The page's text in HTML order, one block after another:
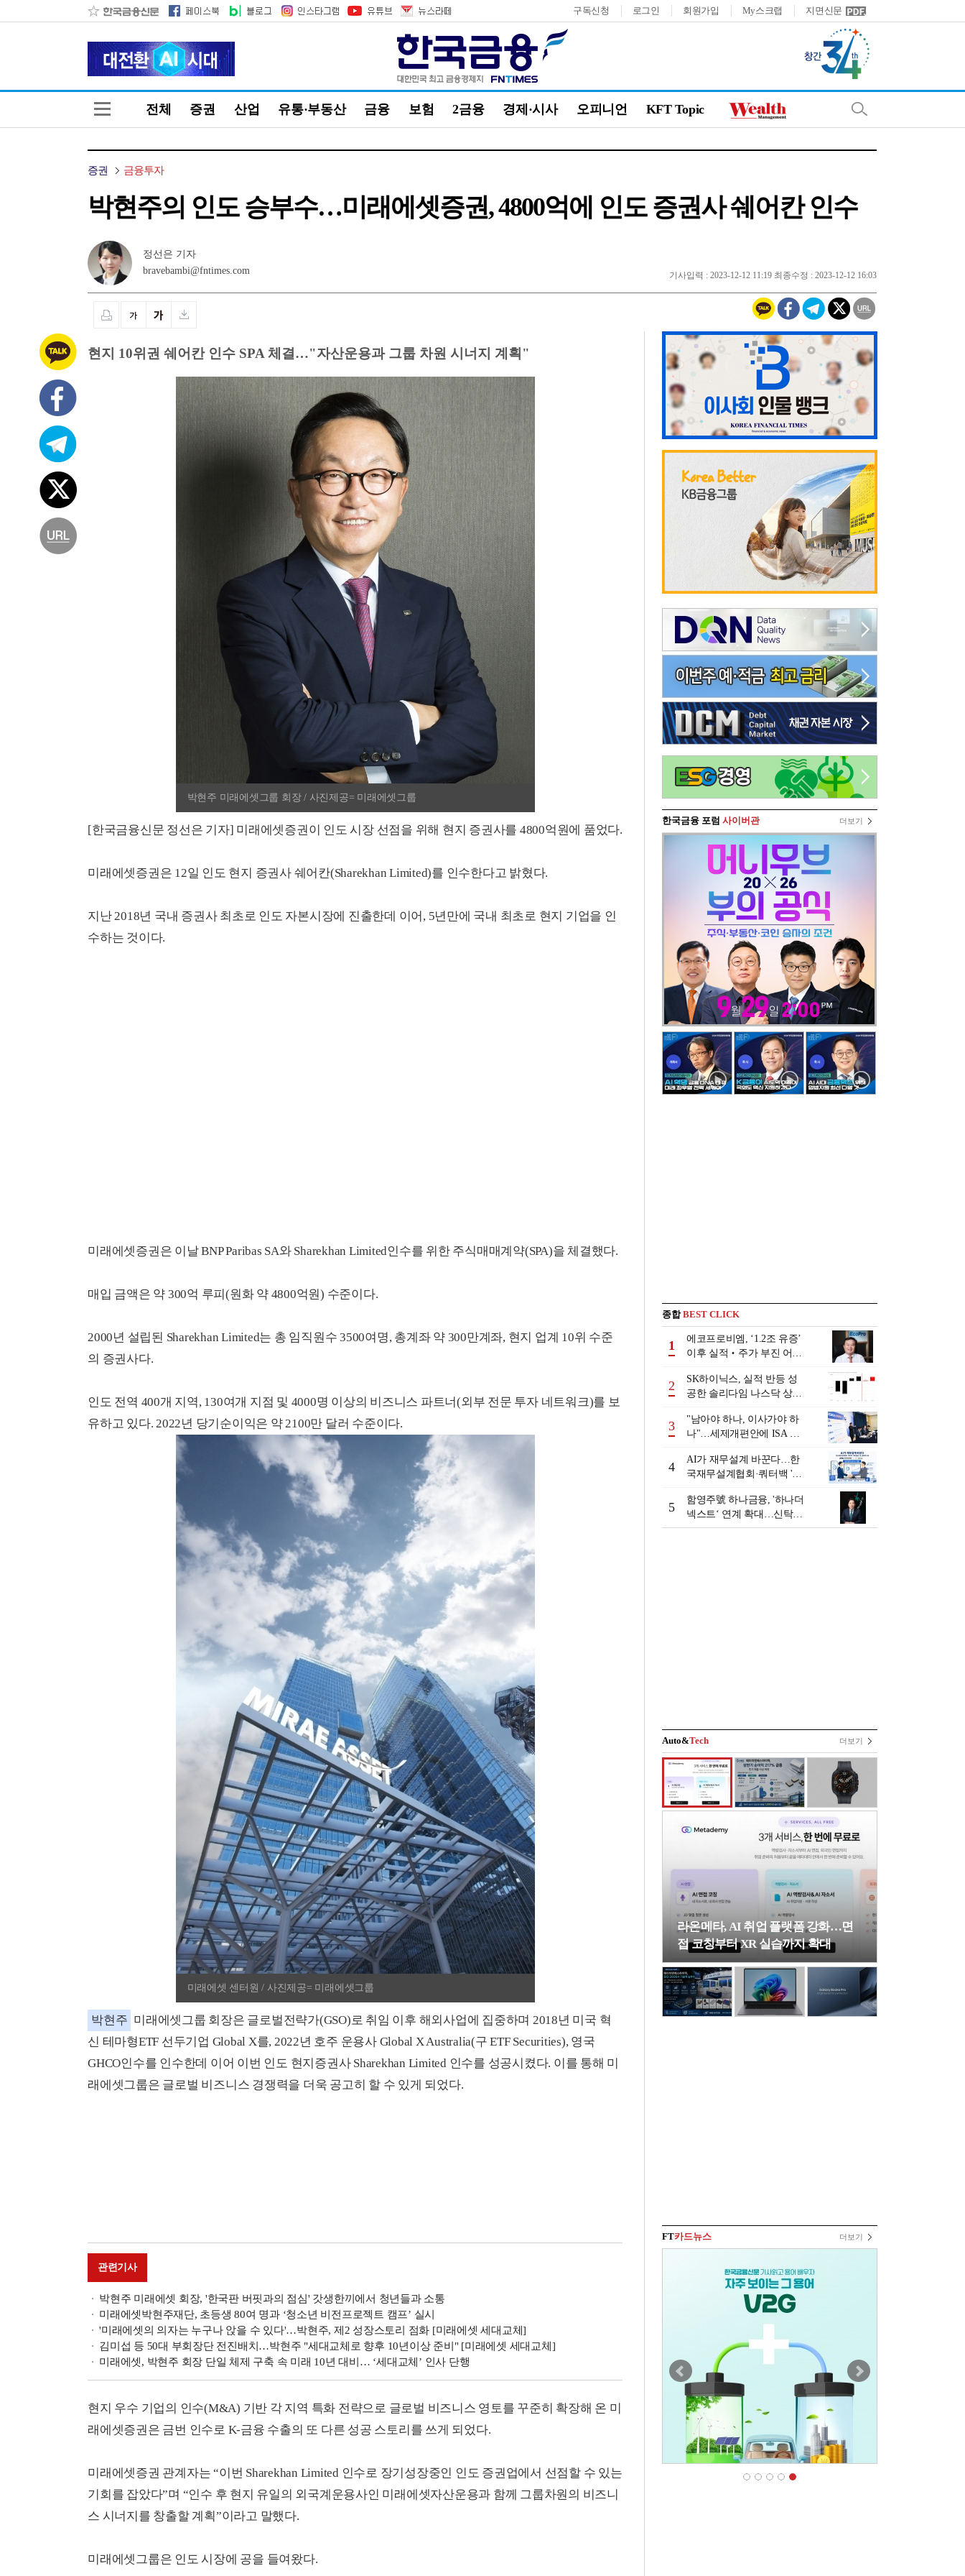
구독신청 로그인 회원가입 My스크랩 지면신문
전체 증권 산업 유통·부동산 금융 보험 2금융 경제·시사 오피니언 KFT Topic
증권 금융투자
박현주의 인도 승부수…미래에셋증권, 4800억에 인도 증권사 쉐어칸 인수
정선은 기자
bravebambi@fntimes.com
기사입력 : 2023-12-12 11:19 최종수정 : 2023-12-12 16:03
현지 10위권 쉐어칸 인수 SPA 체결…"자산운용과 그룹 차원 시너지 계획"
박현주 미래에셋그룹 회장 / 사진제공= 미래에셋그룹
[한국금융신문 정선은 기자] 미래에셋증권이 인도 시장 선점을 위해 현지 증권사를 4800억원에 품었다.
미래에셋증권은 12일 인도 현지 증권사 쉐어칸(Sharekhan Limited)를 인수한다고 밝혔다.
지난 2018년 국내 증권사 최초로 인도 자본시장에 진출한데 이어, 5년만에 국내 최초로 현지 기업을 인
수하는 것이다.
미래에셋증권은 이날 BNP Paribas SA와 Sharekhan Limited인수를 위한 주식매매계약(SPA)을 체결했다.
매입 금액은 약 300억 루피(원화 약 4800억원) 수준이다.
2000년 설립된 Sharekhan Limited는 총 임직원수 3500여명, 총계좌 약 300만계좌, 현지 업계 10위 수준
의 증권사다.
인도 전역 400개 지역, 130여개 지점 및 4000명 이상의 비즈니스 파트너(외부 전문 투자 네트워크)를 보
유하고 있다. 2022년 당기순이익은 약 2100만 달러 수준이다.
미래에셋 센터원 / 사진제공= 미래에셋그룹
박현주 미래에셋그룹 회장은 글로벌전략가(GSO)로 취임 이후 해외사업에 집중하며 2018년 미국 혁
신 테마형ETF 선두기업 Global X를, 2022년 호주 운용사 Global X Australia(구 ETF Securities), 영국
GHCO인수를 인수한데 이어 이번 인도 현지증권사 Sharekhan Limited 인수를 성공시켰다. 이를 통해 미
래에셋그룹은 글로벌 비즈니스 경쟁력을 더욱 공고히 할 수 있게 되었다.
관련기사
박현주 미래에셋 회장, '한국판 버핏과의 점심' 갓생한끼에서 청년들과 소통
미래에셋박현주재단, 초등생 80여 명과 ‘청소년 비전프로젝트 캠프’ 실시
'미래에셋의 의자는 누구나 앉을 수 있다'…박현주, 제2 성장스토리 점화 [미래에셋 세대교체]
김미섭 등 50대 부회장단 전진배치…박현주 "세대교체로 향후 10년이상 준비" [미래에셋 세대교체]
미래에셋, 박현주 회장 단일 체제 구축 속 미래 10년 대비… ‘세대교체’ 인사 단행
현지 우수 기업의 인수(M&A) 기반 각 지역 특화 전략으로 글로벌 비즈니스 영토를 꾸준히 확장해 온 미
래에셋증권은 금번 인수로 K-금융 수출의 또 다른 성공 스토리를 쓰게 되었다.
미래에셋증권 관계자는 “이번 Sharekhan Limited 인수로 장기성장중인 인도 증권업에서 선점할 수 있는
기회를 잡았다”며 “인수 후 현지 유일의 외국계운용사인 미래에셋자산운용과 함께 그룹차원의 비즈니
스 시너지를 창출할 계획”이라고 말했다.
미래에셋그룹은 인도 시장에 공을 들여왔다.
한국금융 포럼 사이버관 더보기
종합BEST CLICK
1
에코프로비엠, ‘1.2조 유증’
이후 실적‧주가 부진 어쩌
2
SK하이닉스, 실적 반등 성
공한 솔리다임 나스닥 상장
3
"남아야 하나, 이사가야 하
나"…세제개편안에 ISA 투
4
AI가 재무설계 바꾼다…한
국재무설계협회·쿼터백 '베
5
함영주號 하나금융, '하나더
넥스트‘ 연계 확대…신탁수
수료 2배 증가 효과 [금융 시
Auto&Tech 더보기
라온메타, AI 취업 플랫폼 강화…면
접 코칭부터 XR 실습까지 확대
FT카드뉴스 더보기